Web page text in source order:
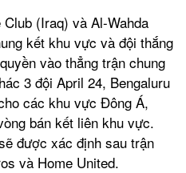
(Iraq) và Al-Wahda
kết khu vực và đội thắng
vào thẳng trận chung
3 đội April 24, Bengaluru
các khu vực Đông Á,
bán kết liên khu vực.
được xác định sau trận
và Home United.